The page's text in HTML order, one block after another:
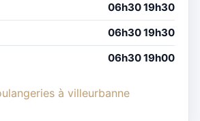
06h30 19h30
06h30 19h30
06h30 19h00
à villeurbanne